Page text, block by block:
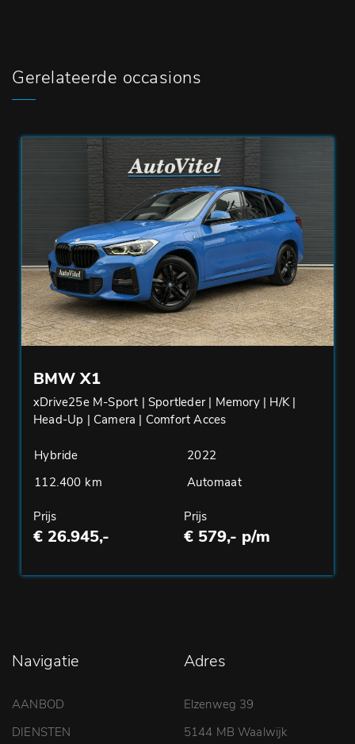
Gerelateerde occasions
BMW X1
xDrive25e M-Sport | Sportleder | Memory | H/K |
Head-Up | Camera | Comfort Acces
Hybride
2022
112.400 km
Automaat
Prijs
€ 26.945,-
Prijs
€ 579,- p/m
Navigatie
AANBOD
DIENSTEN
Adres
Elzenweg 39
5144 MB Waalwijk